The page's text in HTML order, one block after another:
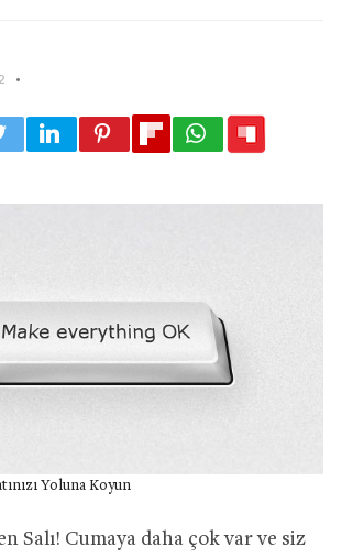
Yoluna Koyun
Salı! Cumaya daha çok var ve siz